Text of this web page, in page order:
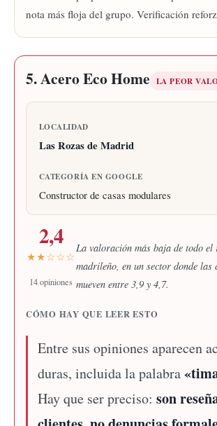
nota más floja del grupo. Verificación
5. Acero Eco Home LA PEOR
LOCALIDAD
Las Rozas de Madrid
CATEGORÍA EN GOOGLE
Constructor de casas modulares
2,4
★★☆☆☆
14 opiniones
La valoración más baja de todo el
madrileño, en un sector donde las
mueven entre 3,9 y 4,7.
CÓMO HAY QUE LEER ESTO
Entre sus opiniones aparecen
duras, incluida la palabra
Hay que ser preciso: son